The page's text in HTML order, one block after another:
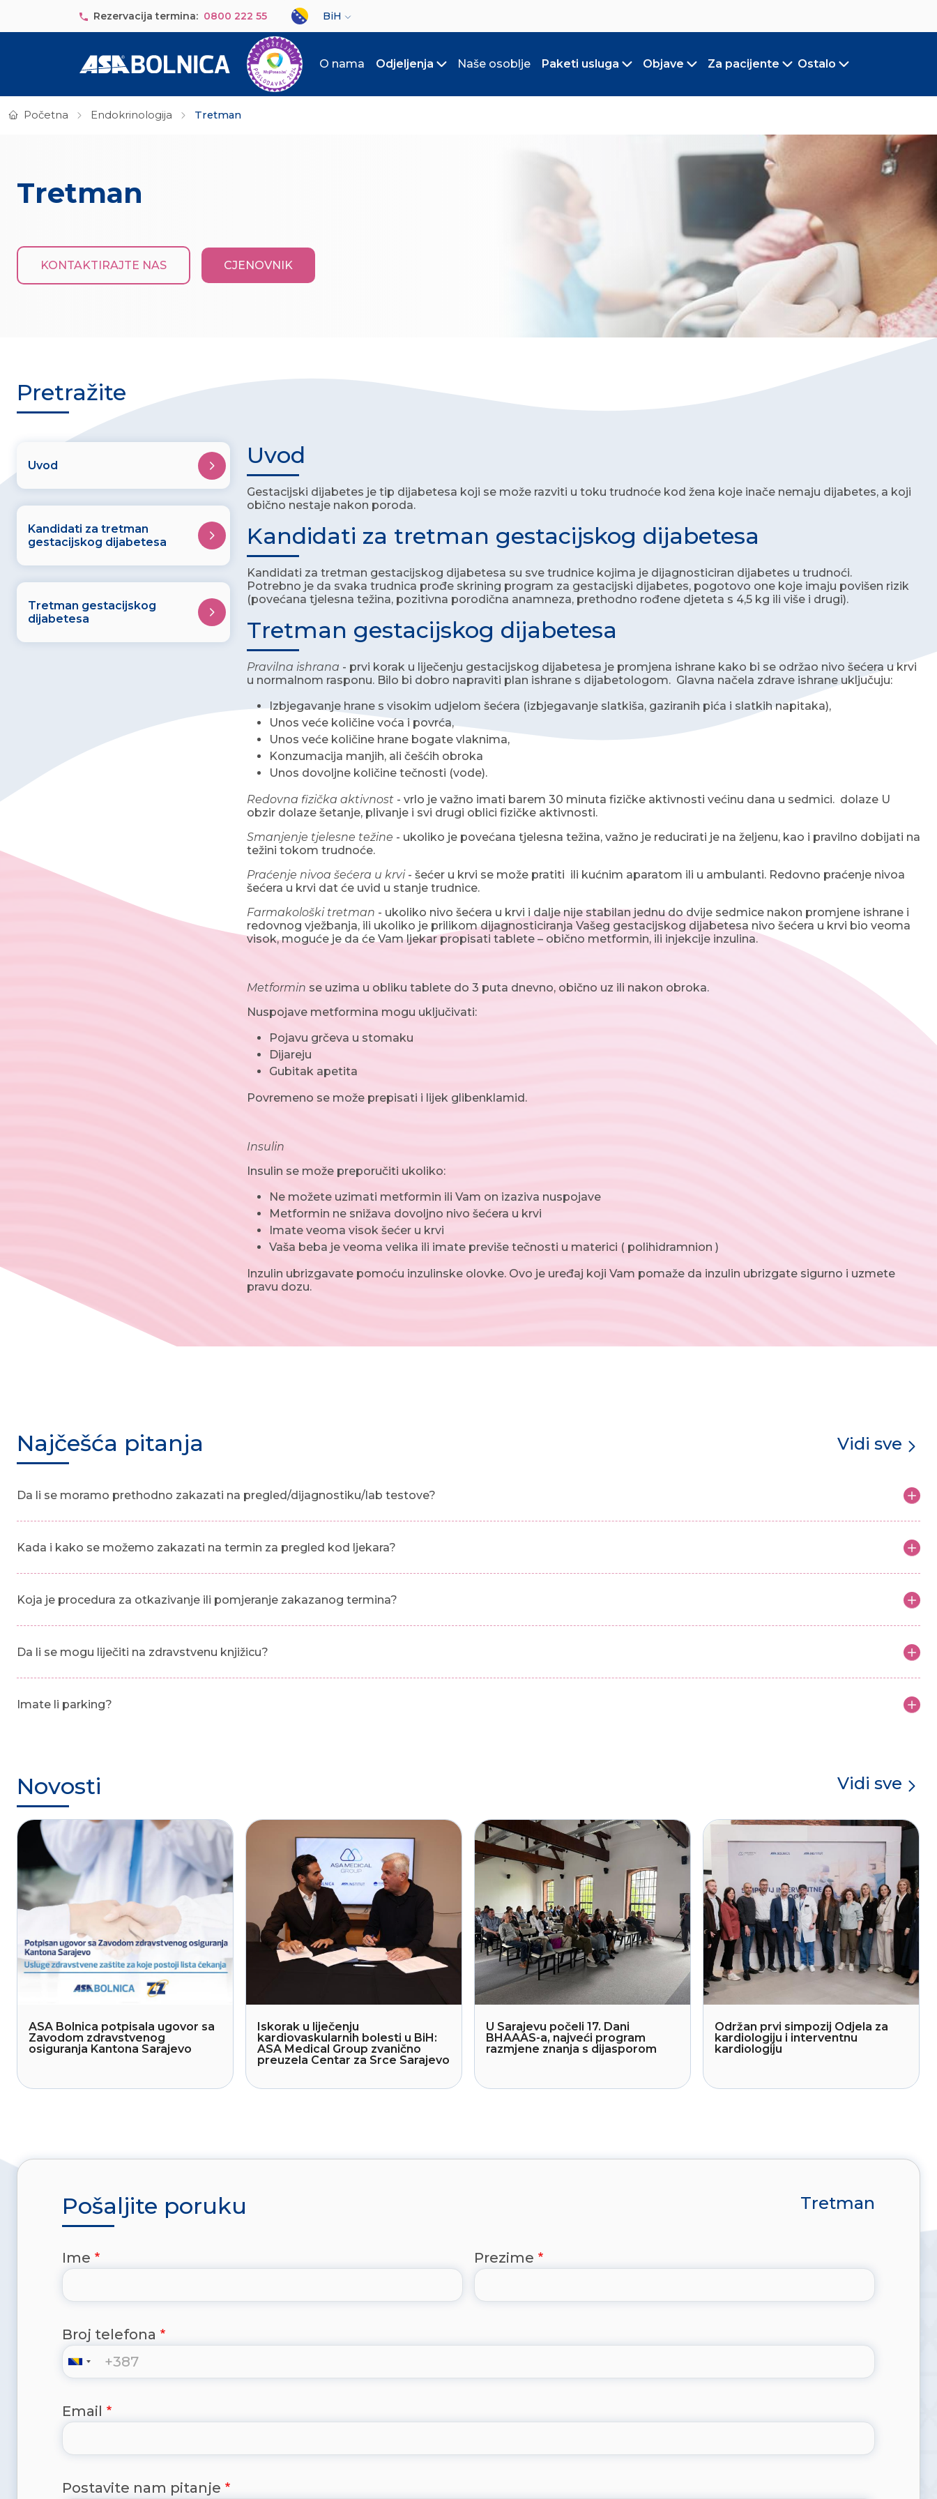
Rezervacija termina: 0800 222 55
Select your language
BiH
O nama Odjeljenja
Toggle submenu
Naše osoblje Paketi usluga
Toggle submenu
Objave
Toggle submenu
Za pacijente
Toggle submenu
Ostalo
Toggle
Početna Endokrinologija Tretman
Tretman
KONTAKTIRAJTE NAS CJENOVNIK
Pretražite
Uvod
Kandidati za tretman
gestacijskog dijabetesa
Tretman gestacijskog
dijabetesa
Uvod
Gestacijski dijabetes je tip dijabetesa koji se može razviti u toku trudnoće kod žena koje inače nemaju dijabetes, a koji
obično nestaje nakon poroda.
Kandidati za tretman gestacijskog dijabetesa
Kandidati za tretman gestacijskog dijabetesa su sve trudnice kojima je dijagnosticiran dijabetes u trudnoći.
Potrebno je da svaka trudnica prođe skrining program za gestacijski dijabetes, pogotovo one koje imaju povišen rizik
(povećana tjelesna težina, pozitivna porodična anamneza, prethodno rođene djeteta s 4,5 kg ili više i drugi).
Tretman gestacijskog dijabetesa
Pravilna ishrana - prvi korak u liječenju gestacijskog dijabetesa je promjena ishrane kako bi se održao nivo šećera u krvi
u normalnom rasponu. Bilo bi dobro napraviti plan ishrane s dijabetologom. Glavna načela zdrave ishrane uključuju:
Izbjegavanje hrane s visokim udjelom šećera (izbjegavanje slatkiša, gaziranih pića i slatkih napitaka),
Unos veće količine voća i povrća,
Unos veće količine hrane bogate vlaknima,
Konzumacija manjih, ali češćih obroka
Unos dovoljne količine tečnosti (vode).
Redovna fizička aktivnost - vrlo je važno imati barem 30 minuta fizičke aktivnosti većinu dana u sedmici. dolaze U
obzir dolaze šetanje, plivanje i svi drugi oblici fizičke aktivnosti.
Smanjenje tjelesne težine - ukoliko je povećana tjelesna težina, važno je reducirati je na željenu, kao i pravilno dobijati na
težini tokom trudnoće.
Praćenje nivoa šećera u krvi- šećer u krvi se može pratiti ili kućnim aparatom ili u ambulanti. Redovno praćenje nivoa
šećera u krvi dat će uvid u stanje trudnice.
Farmakološki tretman - ukoliko nivo šećera u krvi i dalje nije stabilan jednu do dvije sedmice nakon promjene ishrane i
redovnog vježbanja, ili ukoliko je prilikom dijagnosticiranja Vašeg gestacijskog dijabetesa nivo šećera u krvi bio veoma
visok, moguće je da će Vam ljekar propisati tablete – obično metformin, ili injekcije inzulina.
Metformin se uzima u obliku tablete do 3 puta dnevno, obično uz ili nakon obroka.
Nuspojave metformina mogu uključivati:
Pojavu grčeva u stomaku
Dijareju
Gubitak apetita
Povremeno se može prepisati i lijek glibenklamid.
Insulin
Insulin se može preporučiti ukoliko:
Ne možete uzimati metformin ili Vam on izaziva nuspojave
Metformin ne snižava dovoljno nivo šećera u krvi
Imate veoma visok šećer u krvi
Vaša beba je veoma velika ili imate previše tečnosti u materici ( polihidramnion )
Inzulin ubrizgavate pomoću inzulinske olovke. Ovo je uređaj koji Vam pomaže da inzulin ubrizgate sigurno i uzmete
pravu dozu.
Najčešća pitanja Vidi sve
Da li se moramo prethodno zakazati na pregled/dijagnostiku/lab testove?
Kada i kako se možemo zakazati na termin za pregled kod ljekara?
Koja je procedura za otkazivanje ili pomjeranje zakazanog termina?
Da li se mogu liječiti na zdravstvenu knjižicu?
Imate li parking?
Novosti Vidi sve
ASA Bolnica potpisala ugovor sa
Zavodom zdravstvenog
osiguranja Kantona Sarajevo
Iskorak u liječenju
kardiovaskularnih bolesti u BiH:
ASA Medical Group zvanično
preuzela Centar za Srce Sarajevo
U Sarajevu počeli 17. Dani
BHAAAS-a, najveći program
razmjene znanja s dijasporom
Održan prvi simpozij Odjela za
kardiologiju i interventnu
kardiologiju
Pošaljite poruku Tretman
Ime Prezime
Broj telefona
Email
Postavite nam pitanje